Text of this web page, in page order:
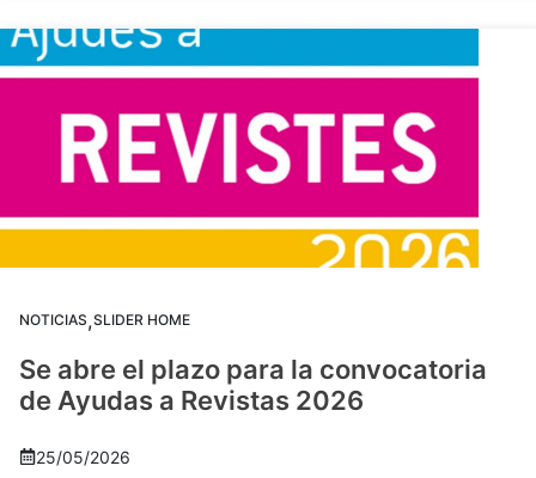
NOTICIAS,SLIDER HOME
Se abre el plazo para la convocatoria
de Ayudas a Revistas 2026
25/05/2026